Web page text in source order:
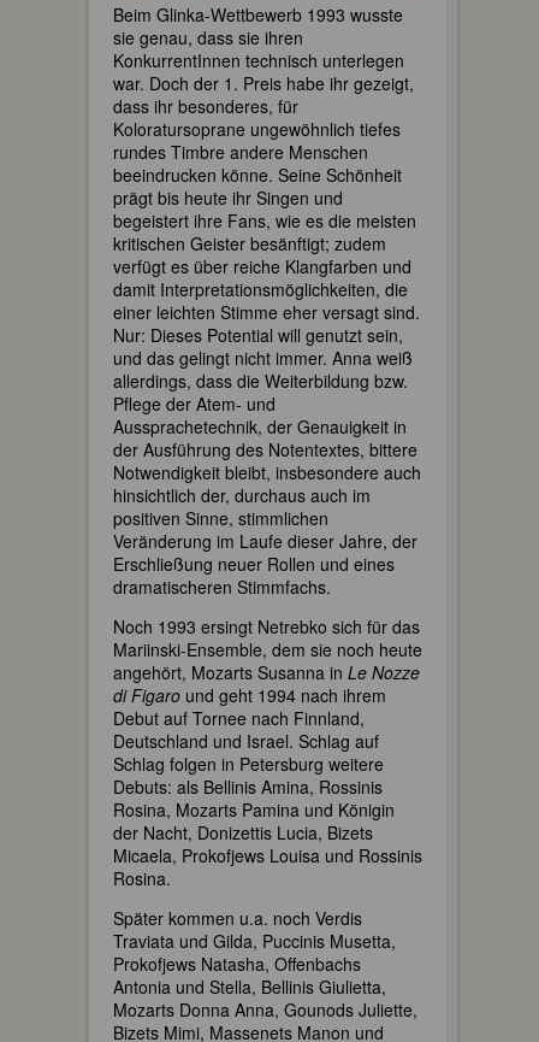
Beim Glinka-Wettbewerb 1993 wusste
sie genau, dass sie ihren
KonkurrentInnen technisch unterlegen
war. Doch der 1. Preis habe ihr gezeigt,
dass ihr besonderes, für
Koloratursoprane ungewöhnlich tiefes
rundes Timbre andere Menschen
beeindrucken könne. Seine Schönheit
prägt bis heute ihr Singen und
begeistert ihre Fans, wie es die meisten
kritischen Geister besänftigt; zudem
verfügt es über reiche Klangfarben und
damit Interpretationsmöglichkeiten, die
einer leichten Stimme eher versagt sind.
Nur: Dieses Potential will genutzt sein,
und das gelingt nicht immer. Anna weiß
allerdings, dass die Weiterbildung bzw.
Pflege der Atem- und
Aussprachetechnik, der Genauigkeit in
der Ausführung des Notentextes, bittere
Notwendigkeit bleibt, insbesondere auch
hinsichtlich der, durchaus auch im
positiven Sinne, stimmlichen
Veränderung im Laufe dieser Jahre, der
Erschließung neuer Rollen und eines
dramatischeren Stimmfachs.
Noch 1993 ersingt Netrebko sich für das
Mariinski-Ensemble, dem sie noch heute
angehört, Mozarts Susanna in Le Nozze
di Figaro und geht 1994 nach ihrem
Debut auf Tornee nach Finnland,
Deutschland und Israel. Schlag auf
Schlag folgen in Petersburg weitere
Debuts: als Bellinis Amina, Rossinis
Rosina, Mozarts Pamina und Königin
der Nacht, Donizettis Lucia, Bizets
Micaela, Prokofjews Louisa und Rossinis
Rosina.
Später kommen u.a. noch Verdis
Traviata und Gilda, Puccinis Musetta,
Prokofjews Natasha, Offenbachs
Antonia und Stella, Bellinis Giulietta,
Mozarts Donna Anna, Gounods Juliette,
Bizets Mimi, Massenets Manon und